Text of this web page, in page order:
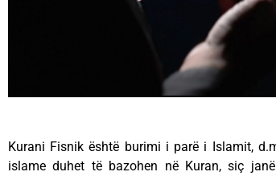
Kurani Fisnik është burimi i parë i Islamit,
islame duhet të bazohen në Kuran, siç